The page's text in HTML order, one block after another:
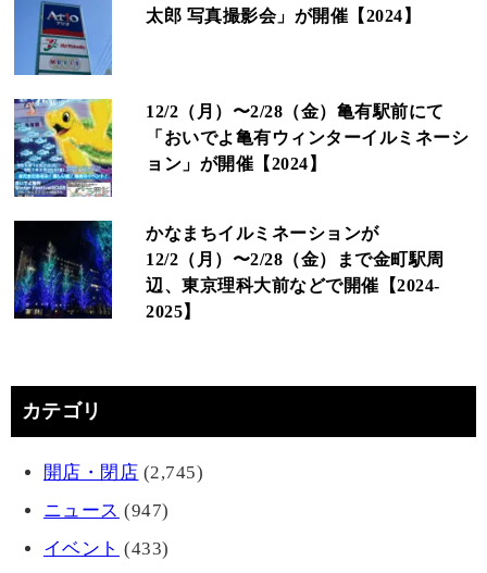
太郎 写真撮影会」が開催【2024】
12/2（月）〜2/28（金）亀有駅前にて
「おいでよ亀有ウィンターイルミネーシ
ョン」が開催【2024】
かなまちイルミネーションが
12/2（月）〜2/28（金）まで金町駅周
辺、東京理科大前などで開催【2024-
2025】
カテゴリ
開店・閉店 (2,745)
ニュース (947)
イベント (433)